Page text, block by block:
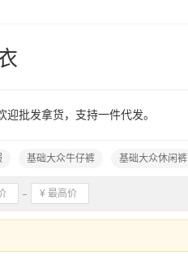
迎批发拿货，支持一件代发。
基础大众牛仔裤 基础大众休闲裤